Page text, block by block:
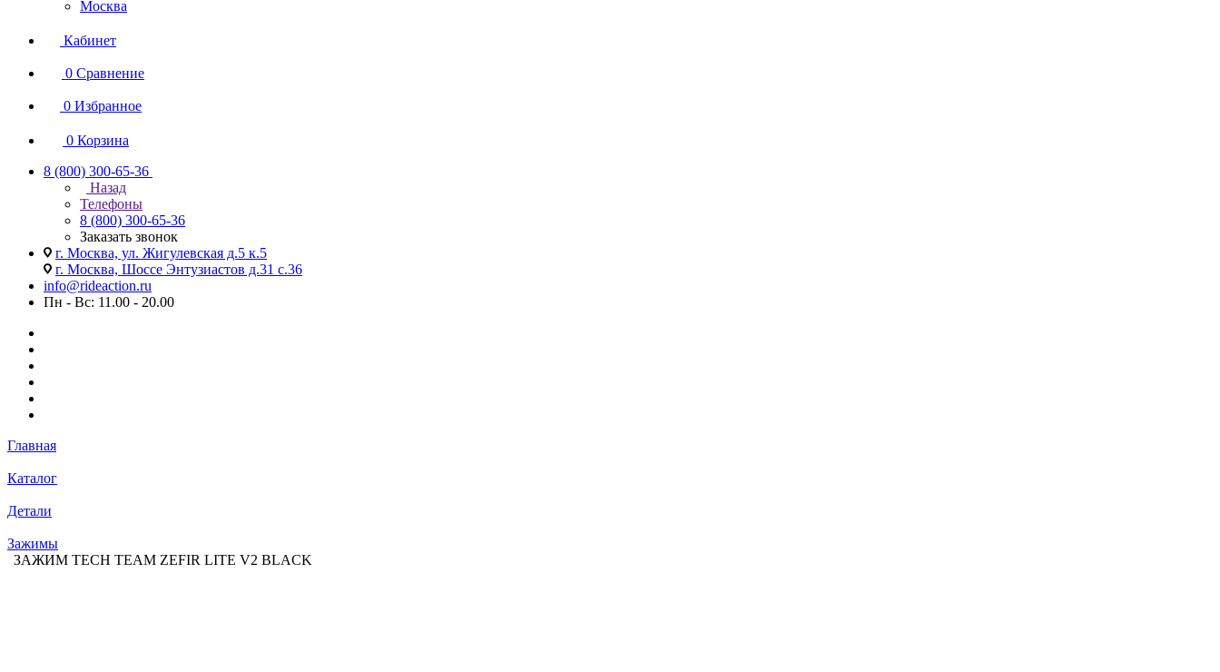
Москва
Кабинет
0 Сравнение
0 Избранное
0 Корзина
8 (800) 300-65-36
Назад
Телефоны
8 (800) 300-65-36
Заказать звонок
г. Москва, ул. Жигулевская д.5 к.5
г. Москва, Шоссе Энтузиастов д.31 с.36
info@rideaction.ru
Пн - Вс: 11.00 - 20.00
Главная
Каталог
Детали
Зажимы
ЗАЖИМ TECH TEAM ZEFIR LITE V2 BLACK